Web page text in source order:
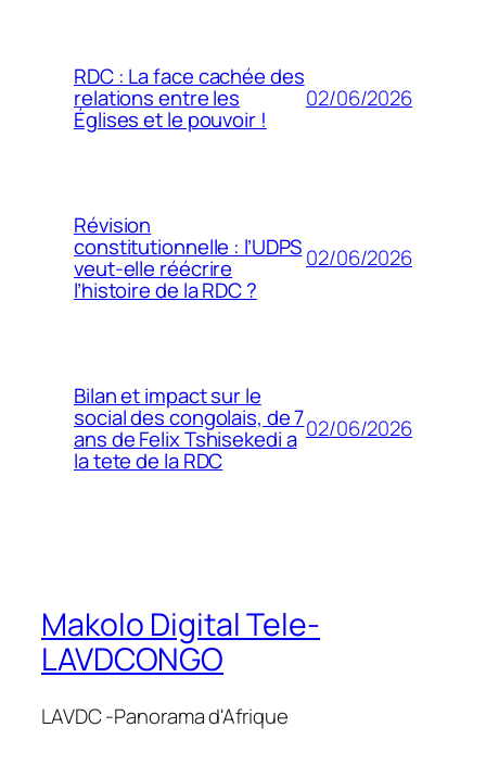
RDC : La face cachée des
relations entre les
Églises et le pouvoir !
02/06/2026
Révision
constitutionnelle : l’UDPS
veut-elle réécrire
l’histoire de la RDC ?
02/06/2026
Bilan et impact sur le
social des congolais, de 7
ans de Felix Tshisekedi a
la tete de la RDC
02/06/2026
Makolo Digital Tele-
LAVDCONGO
LAVDC -Panorama d'Afrique